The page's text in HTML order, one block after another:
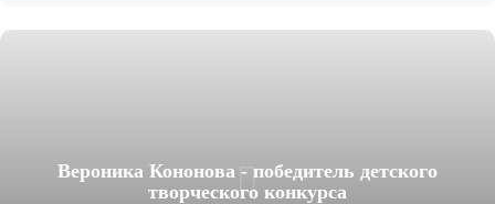
Вероника Кононова - победитель детского
творческого конкурса